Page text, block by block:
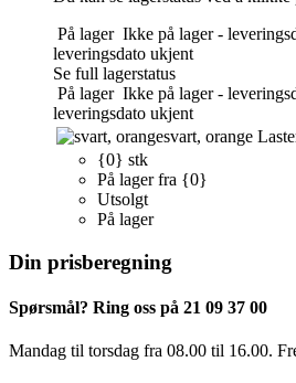
På lager Ikke på lager -
leveringsdato ukjent
Se full lagerstatus
På lager Ikke på lager -
leveringsdato ukjent
svart, orange
{0} stk
På lager fra {0}
Utsolgt
På lager
Din prisberegning
Spørsmål? Ring oss på 21 09 37 00
Mandag til torsdag ​​fra 08.00 til 16.00.